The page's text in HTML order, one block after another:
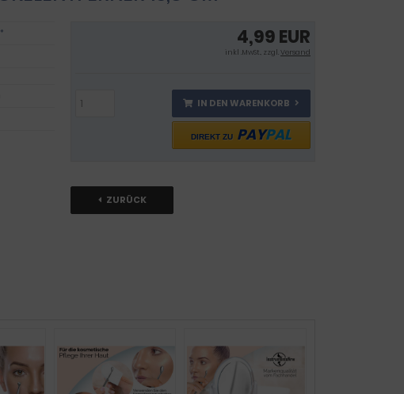
4,99 EUR
inkl .MwSt., zzgl.Versand
IN DEN WARENKORB
DIREKT ZU PAYPAL
ZURÜCK